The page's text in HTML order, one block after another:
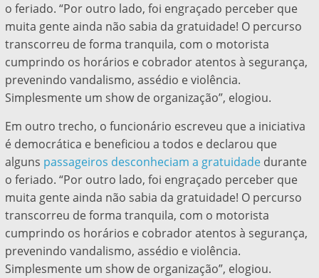
o feriado. “Por outro lado, foi engraçado perceber que
muita gente ainda não sabia da gratuidade! O percurso
transcorreu de forma tranquila, com o motorista
cumprindo os horários e cobrador atentos à segurança,
prevenindo vandalismo, assédio e violência.
Simplesmente um show de organização”, elogiou.
Em outro trecho, o funcionário escreveu que a iniciativa
é democrática e beneficiou a todos e declarou que
alguns passageiros desconheciam a gratuidadedurante
o feriado. “Por outro lado, foi engraçado perceber que
muita gente ainda não sabia da gratuidade! O percurso
transcorreu de forma tranquila, com o motorista
cumprindo os horários e cobrador atentos à segurança,
prevenindo vandalismo, assédio e violência.
Simplesmente um show de organização”, elogiou.